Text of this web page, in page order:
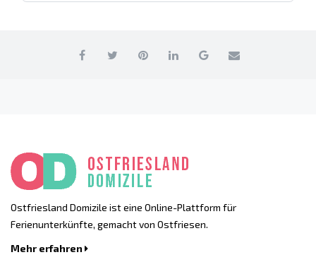
Ostfriesland Domizile ist eine Online-Plattform für
Ferienunterkünfte, gemacht von Ostfriesen.
Mehr erfahren